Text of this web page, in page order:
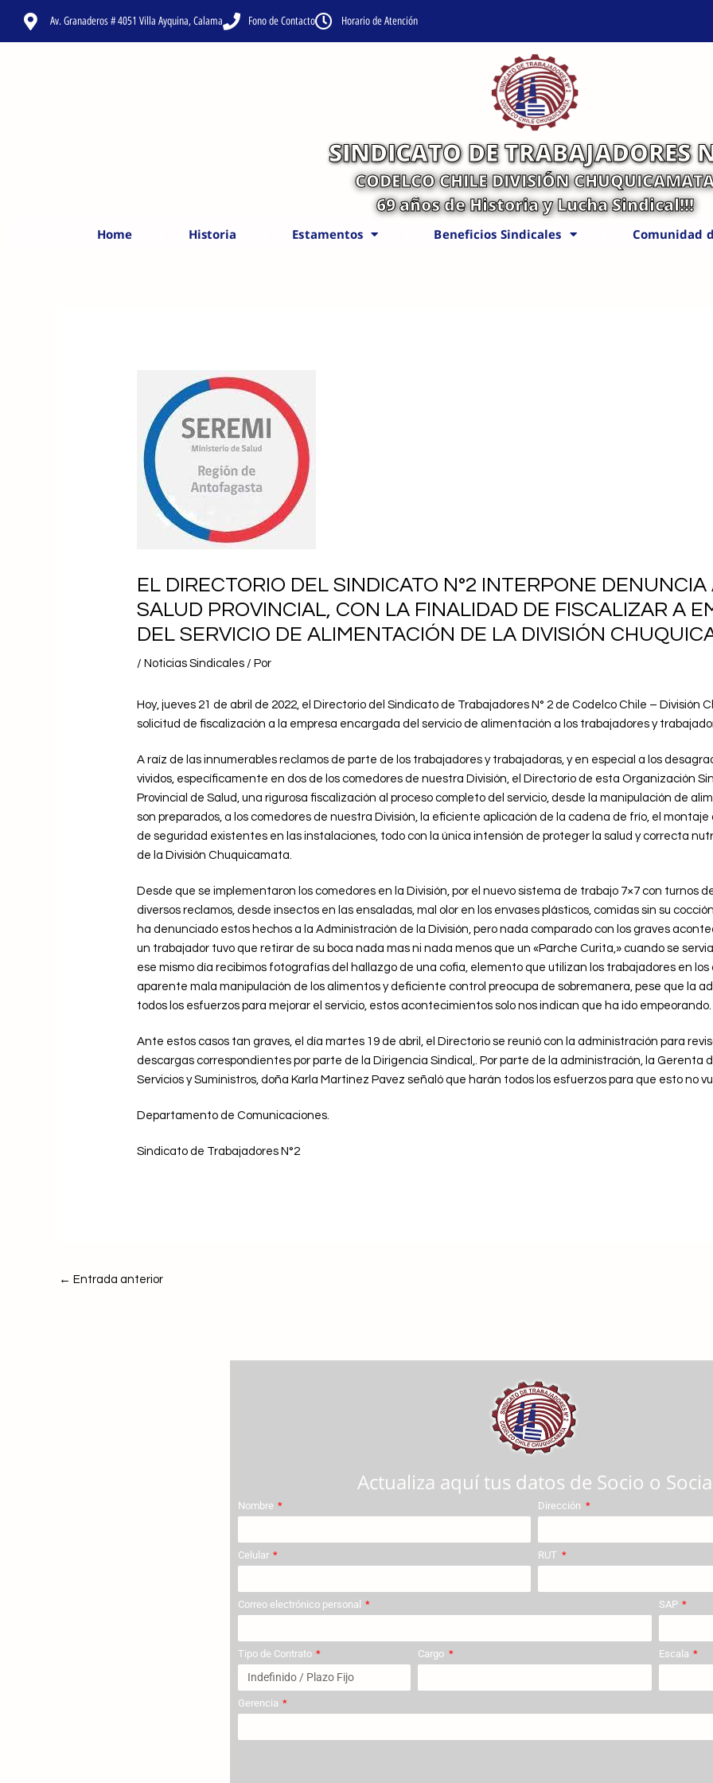
Av. Granaderos # 4051 Villa Ayquina, Calama Fono de Contacto Horario de Atención
SINDICATO DE TRABAJADORES
CODELCO CHILE DIVISIÓN
69 años de Historia y Lucha Sindical!!!
Home Historia Estamentos Beneficios Sindicales Comunidad
EL DIRECTORIO DEL SINDICATO N°2 INTERPONE
SALUD PROVINCIAL, CON LA FINALIDAD DE FISCALIZAR A
DEL SERVICIO DE ALIMENTACIÓN DE LA DIVISIÓN
/ Noticias Sindicales / Por
Hoy, jueves 21 de abril de 2022, el Directorio del Sindicato de Trabajadores N° 2 de Codelco Chile – División
solicitud de fiscalización a la empresa encargada del servicio de alimentación a los trabajadores y
A raíz de las innumerables reclamos de parte de los trabajadores y trabajadoras, y en especial a los
vividos, específicamente en dos de los comedores de nuestra División, el Directorio de esta Organización
Provincial de Salud, una rigurosa fiscalización al proceso completo del servicio, desde la manipulación de
son preparados, a los comedores de nuestra División, la eficiente aplicación de la cadena de frío, el
de seguridad existentes en las instalaciones, todo con la única intensión de proteger la salud y correcta
de la División Chuquicamata.
Desde que se implementaron los comedores en la División, por el nuevo sistema de trabajo 7×7 con turnos
diversos reclamos, desde insectos en las ensaladas, mal olor en los envases plásticos, comidas sin su
ha denunciado estos hechos a la Administración de la División, pero nada comparado con los graves
un trabajador tuvo que retirar de su boca nada mas ni nada menos que un «Parche Curita,» cuando se
ese mismo día recibimos fotografías del hallazgo de una cofia, elemento que utilizan los trabajadores en
aparente mala manipulación de los alimentos y deficiente control preocupa de sobremanera, pese que la
todos los esfuerzos para mejorar el servicio, estos acontecimientos solo nos indican que ha ido empeorando.
Ante estos casos tan graves, el día martes 19 de abril, el Directorio se reunió con la administración para
descargas correspondientes por parte de la Dirigencia Sindical,. Por parte de la administración, la Gerenta
Servicios y Suministros, doña Karla Martinez Pavez señaló que harán todos los esfuerzos para que esto no
Departamento de Comunicaciones.
Sindicato de Trabajadores N°2
← Entrada anterior
Actualiza aquí tus datos de Socio o Socia
Nombre Dirección
Celular RUT
Correo electrónico personal SAP
Tipo de Contrato Cargo Escala
Gerencia